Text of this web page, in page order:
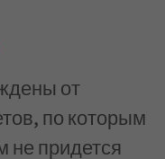
от
по которым
не придется